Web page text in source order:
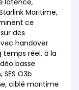
latence,
Maritime,
ce
des
handover
réel, à la
basse
O3b
ciblé maritime